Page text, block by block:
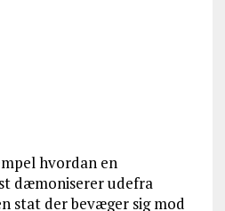
hvordan en
dæmoniserer udefra
stat der bevæger sig mod